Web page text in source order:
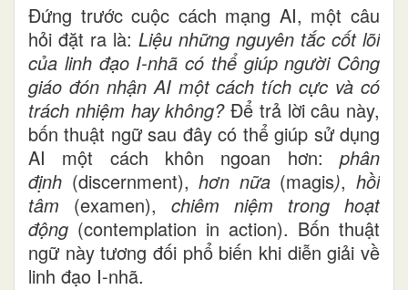
Đứng trước cuộc cách mạng AI, một câu
hỏi đặt ra là: Liệu những nguyên tắc cốt lõi
của linh đạo I-nhã có thể giúp người Công
giáo đón nhận AI một cách tích cực và có
trách nhiệm hay không?Để trả lời câu này,
bốn thuật ngữ sau đây có thể giúp sử dụng
AI một cách khôn ngoan hơn: phân
định (discernment),hơn nữa(magis),hồi
tâm (examen), chiêm niệm trong hoạt
động (contemplation in action). Bốn thuật
ngữ này tương đối phổ biến khi diễn giải về
linh đạo I-nhã.